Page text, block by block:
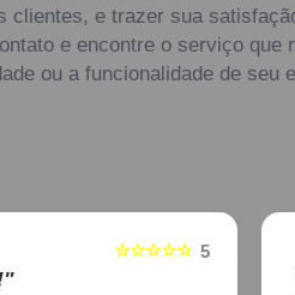
clientes, e trazer sua
e encontre o serviço que
ou a funcionalidade de seu
☆☆☆☆☆